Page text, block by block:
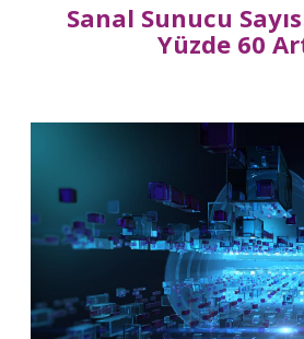
Sanal Sunucu
Yüzde 60